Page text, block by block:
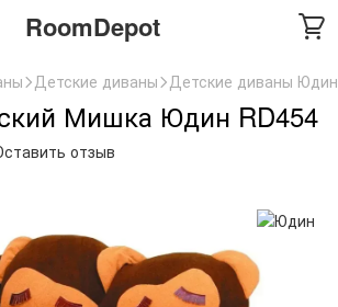
RoomDepot
Детские диваны Детские диваны Юдин
Мишка Юдин RD454
отзыв